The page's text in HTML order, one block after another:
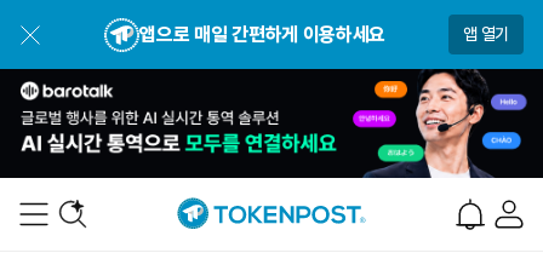
앱으로 매일 간편하게 이용하세요 앱 열기
XRP (XRP) ₩1,494(-1.76%)
Solana (SOL) ₩ 105,256(-0.18%)